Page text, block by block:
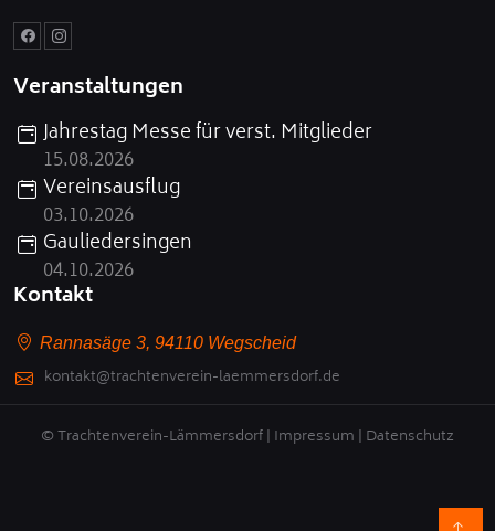
Veranstaltungen
Jahrestag Messe für verst. Mitglieder
15.08.2026
Vereinsausflug
03.10.2026
Gauliedersingen
04.10.2026
Kontakt
Rannasäge 3, 94110 Wegscheid
kontakt@trachtenverein-laemmersdorf.de
© Trachtenverein-Lämmersdorf | Impressum | Datenschutz